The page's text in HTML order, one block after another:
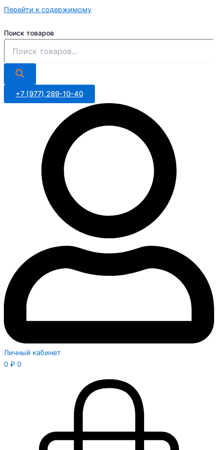
Перейти к содержимому
Поиск товаров
+7 (977) 289-10-40
Личный кабинет
0 ₽ 0